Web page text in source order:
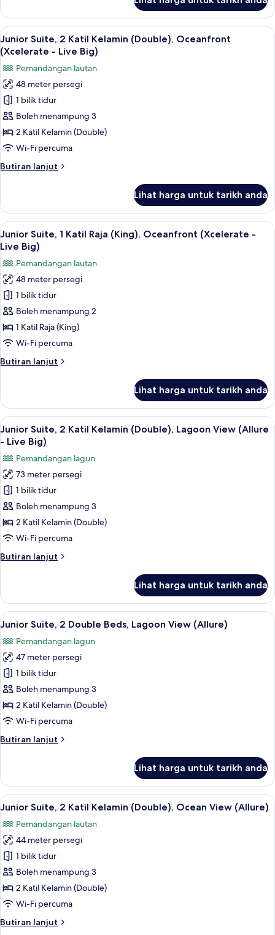
(Xcelerate)
Suite,
Katil
Raja
(King),
Ocean
View
(Xcelerate)
Lihat
semua
foto
untuk
Junior
Suite,
2
Katil
Kelamin
Oceanfront
Live
Big)
Peralatan tempat tidur premium,
6
Junior Suite, 2 Katil Kelamin (Double), Oceanfront
(Xcelerate - Live Big)
Pemandangan lautan
48 meter persegi
1 bilik tidur
Boleh menampung 3
2 Katil Kelamin (Double)
Wi-Fi percuma
Butiran lanjut
Butiran
Suite,
Katil
Kelamin
(Double),
Oceanfront
(Xcelerate
Live
Big)
Lihat harga untuk tarikh anda
Lihat
semua
untuk
Junior
Suite,
1
Katil
Raja
Oceanfront
Live
Big)
Peralatan tempat tidur premium,
7
Junior Suite, 1 Katil Raja (King), Oceanfront (Xcelerate -
Live Big)
Pemandangan lautan
48 meter persegi
1 bilik tidur
Boleh menampung 2
1 Katil Raja (King)
Wi-Fi percuma
Butiran lanjut
Butiran
Suite,
Katil
Raja
Oceanfront
(Xcelerate
Live
Big)
Lihat harga untuk tarikh anda
Lihat
semua
untuk
Junior
Suite,
2
Katil
Kelamin
Lagoon
Live
Junior Suite, 2 Katil Kelamin
7
Junior Suite, 2 Katil Kelamin (Double), Lagoon View (Allure
- Live Big)
Pemandangan lagun
73 meter persegi
1 bilik tidur
Boleh menampung 3
2 Katil Kelamin (Double)
Wi-Fi percuma
Butiran lanjut
Butiran
Suite,
Katil
(Double),
Lagoon
View
(Allure
Live
Big)
Lihat harga untuk tarikh anda
Lihat
semua
foto
untuk
Junior
Suite,
2
Double
Lagoon
Peralatan tempat tidur premium,
6
Junior Suite, 2 Double Beds, Lagoon View (Allure)
Pemandangan lagun
47 meter persegi
1 bilik tidur
Boleh menampung 3
2 Katil Kelamin (Double)
Wi-Fi percuma
Butiran lanjut
Butiran
Suite,
Double
Lagoon
View
(Allure)
Lihat harga untuk tarikh anda
Lihat
semua
foto
untuk
Junior
Suite,
2
Katil
Kelamin
(Double),
Peralatan tempat tidur premium,
6
Junior Suite, 2 Katil Kelamin (Double), Ocean View (Allure)
Pemandangan lautan
44 meter persegi
1 bilik tidur
Boleh menampung 3
2 Katil Kelamin (Double)
Wi-Fi percuma
Butiran lanjut
Butiran